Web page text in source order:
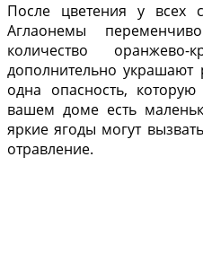
После цветения у всех
Аглаонемы
количество
дополнительно укра­шают
одна опасность,
вашем доме есть
яркие ягоды могут
отравление.